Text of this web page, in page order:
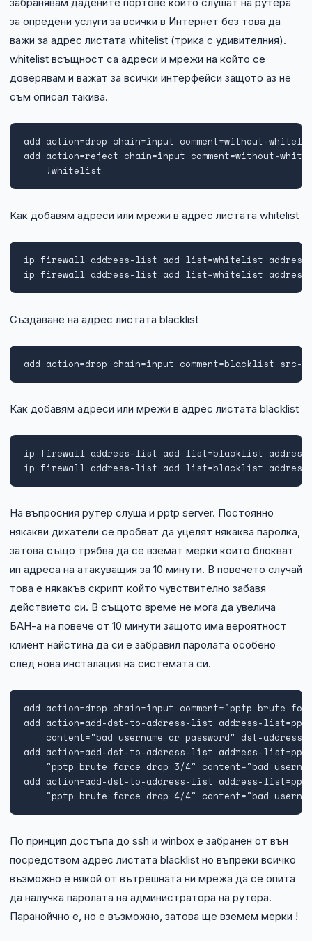
за опредени услуги за всички в Интернет без това да
важи за адрес листата whitelist (трика с удивителния).
whitelist всъщност са адреси и мрежи на който се
доверявам и важат за всички интерфейси защото аз не
съм описал такива.
add action=drop chain=input comment=without-
add action=reject chain=input comment=without-
    !whitelist
Как добавям адреси или мрежи в адрес листата whitelist
ip firewall address-list add list=whitelist
ip firewall address-list add list=whitelist
Създаване на адрес листата blacklist
add action=drop chain=input comment=blacklist
Как добавям адреси или мрежи в адрес листата blacklist
ip firewall address-list add list=blacklist
ip firewall address-list add list=blacklist
На въпросния рутер слуша и pptp server. Постоянно
някакви дихатели се пробват да уцелят някаква паролка,
затова също трябва да се вземат мерки които блокват
ип адреса на атакуващия за 10 минути. В повечето случай
това е някакъв скрипт който чувствително забавя
действието си. В същото време не мога да увелича
БАН-а на повече от 10 минути защото има вероятност
клиент найстина да си е забравил паролата особено
след нова инсталация на системата си.
add action=drop chain=input comment="pptp brute
add action=add-dst-to-address-list address-
content="bad username or password" dst-
add action=add-dst-to-address-list address-
"pptp brute force drop 3/4" content="bad
add action=add-dst-to-address-list address-
"pptp brute force drop 4/4" content="bad
По принцип достъпа до ssh и winbox е забранен от вън
посредством адрес листата blacklist но въпреки всичко
възможно е някой от вътрешната ни мрежа да се опита
да налучка паролата на администратора на рутера.
Паранойчно е, но е възможно, затова ще вземем мерки !